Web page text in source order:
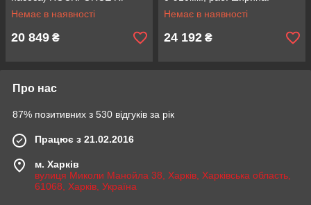
20001Big
Немає в наявності
20 849 ₴
800мм, хід штока: 175мм)
ROCKFORCE RF-TY20002
Немає в наявності
24 192 ₴
Про нас
87% позитивних з 530 відгуків за рік
Працює з 21.02.2016
м. Харків
вулиця Миколи Манойла 38, Харків, Харківська область,
61068, Харків, Україна